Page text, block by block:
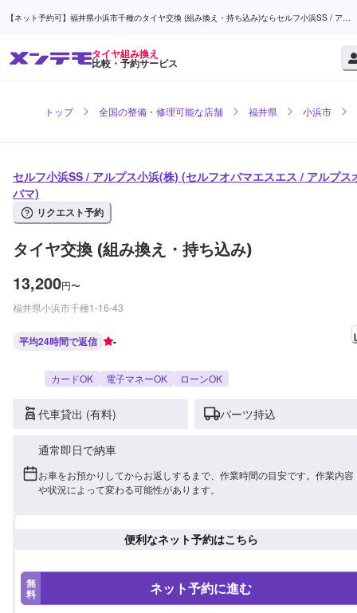
【ネット予約可】福井県小浜市千種のタイヤ交換 (組み換え・持ち込み)ならセルフ小浜SS / アル
タイヤ組み換え
比較・予約サービス
トップ 全国の整備・修理可能な店舗 福井県 小浜市
セルフ小浜SS / アルプス小浜(株) (セルフオバマエスエス / アルプス
バマ)
リクエスト予約
タイヤ交換 (組み換え・持ち込み)
13,200円〜
福井県小浜市千種1-16-43
平均24時間で返信 -
カードOK 電子マネーOK ローンOK
代車貸出 (有料) パーツ持込
通常即日で納車
お車をお預かりしてからお返しするまで、作業時間の目安です。作業内容
や状況によって変わる可能性があります。
便利なネット予約はこちら
無
料 ネット予約に進む